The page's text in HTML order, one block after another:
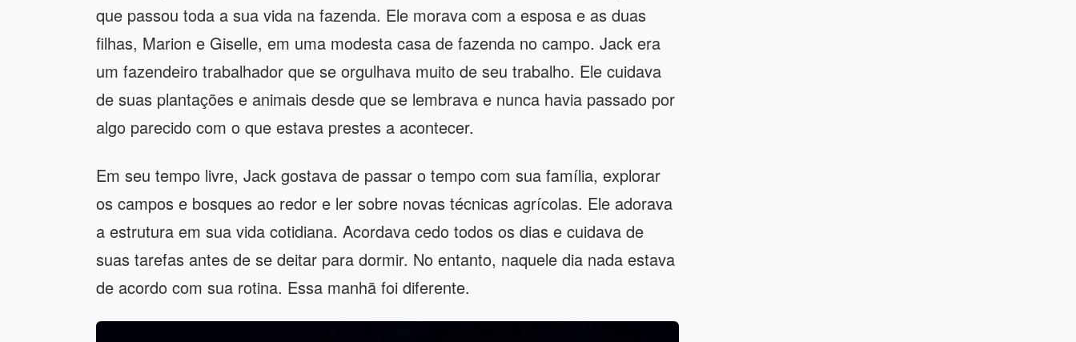
que passou toda a sua vida na fazenda. Ele morava com a esposa e as duas
filhas, Marion e Giselle, em uma modesta casa de fazenda no campo. Jack era
um fazendeiro trabalhador que se orgulhava muito de seu trabalho. Ele cuidava
de suas plantações e animais desde que se lembrava e nunca havia passado por
algo parecido com o que estava prestes a acontecer.
Em seu tempo livre, Jack gostava de passar o tempo com sua família, explorar
os campos e bosques ao redor e ler sobre novas técnicas agrícolas. Ele adorava
a estrutura em sua vida cotidiana. Acordava cedo todos os dias e cuidava de
suas tarefas antes de se deitar para dormir. No entanto, naquele dia nada estava
de acordo com sua rotina. Essa manhã foi diferente.